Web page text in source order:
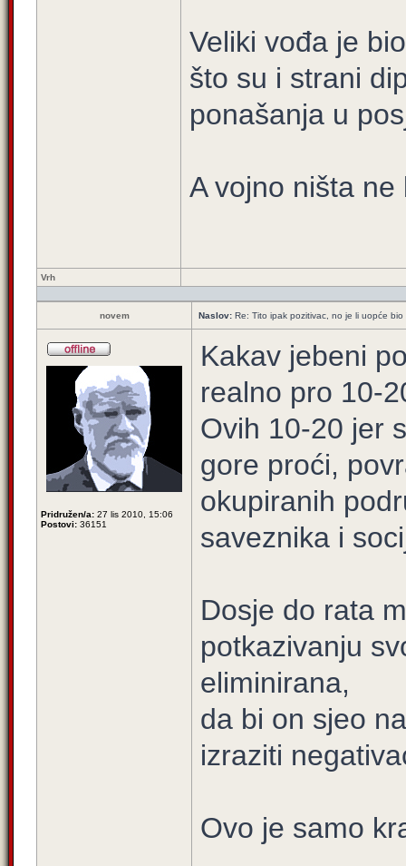
Veliki vođa je
što su i strani
ponašanja u
A vojno ništa
Vrh
novem Naslov: Re: Tito ipak pozitivac, no je li uopće
Pridružen/a: 27 lis 2010, 15:06
Postovi: 36151
Kakav jebeni
realno pro 10-
Ovih 10-20 jer
gore proći,
okupiranih
saveznika i
Dosje do rata
potkazivanju
eliminirana,
da bi on sjeo
izraziti
Ovo je samo